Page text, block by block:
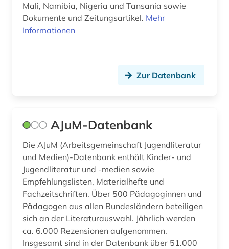
dialektologie (2)
didaktik (1)
digitale editorik (1)
digitalisierung (1)
dokument (2)
dolmetschen (2)
drama (4)
Mali, Namibia, Nigeria und Tansania sowie
Dokumente und Zeitungsartikel. Mehr
Informationen
Zur Datenbank
AJuM-Datenbank
Die AJuM (Arbeitsgemeinschaft Jugendliteratur
und Medien)-Datenbank enthält Kinder- und
Jugendliteratur und -medien sowie
Empfehlungslisten, Materialhefte und
Fachzeitschriften. Über 500 Pädagoginnen und
Pädagogen aus allen Bundesländern beteiligen
sich an der Literaturauswahl. Jährlich werden
ca. 6.000 Rezensionen aufgenommen.
Insgesamt sind in der Datenbank über 51.000